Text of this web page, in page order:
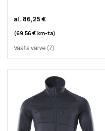
al. 86,25 €
(69,56 € km-ta)
Vaata värve(7)